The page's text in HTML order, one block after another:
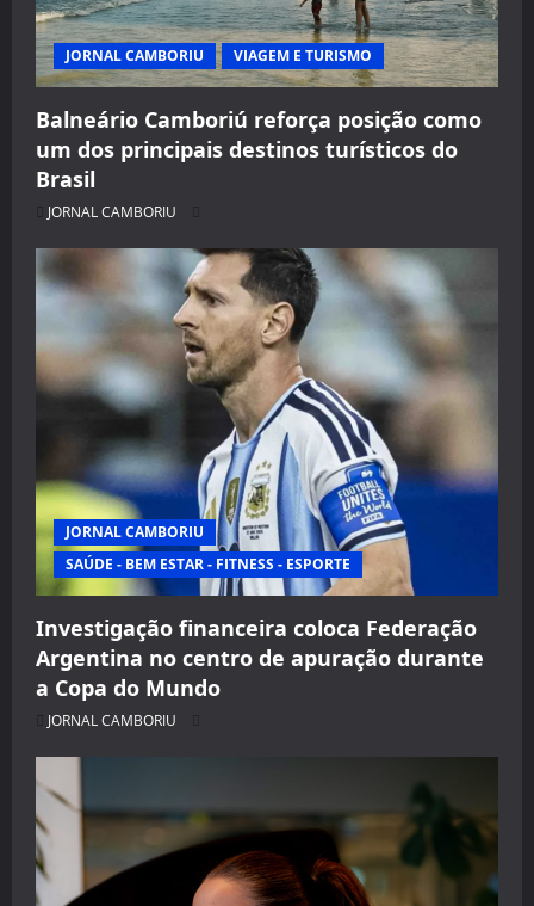
JORNAL CAMBORIU VIAGEM E TURISMO
Balneário Camboriú reforça posição como
um dos principais destinos turísticos do
Brasil
JORNAL CAMBORIU
JORNAL CAMBORIU
SAÚDE - BEM ESTAR - FITNESS - ESPORTE
Investigação financeira coloca Federação
Argentina no centro de apuração durante
a Copa do Mundo
JORNAL CAMBORIU